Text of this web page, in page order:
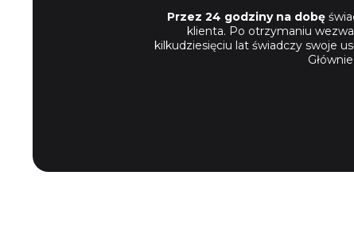
Przez 24 godziny na dobę
klienta. Po otrzymaniu
kilkudziesięciu lat świadczy swoje